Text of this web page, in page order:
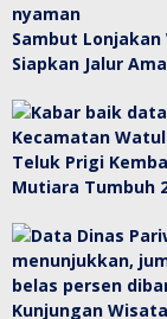
Sambut
Siapkan Jalur
Teluk Prigi
Mutiara Tumbuh
Kunjungan